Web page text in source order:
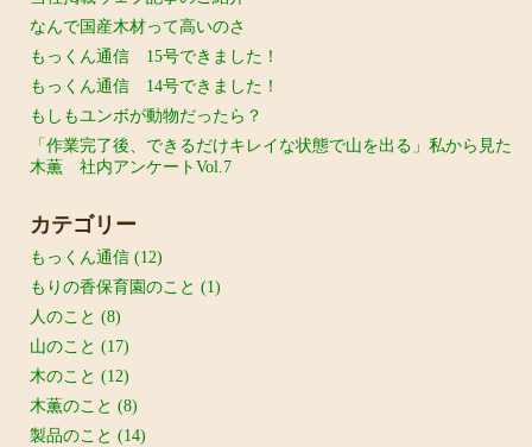
なんで国産木材って高いのさ
もっくん通信 15号できました！
もっくん通信 14号できました！
もしもユンボが動物だったら？
「作業完了後、できるだけキレイな状態で山を出る」私から見た
木薫 社内アンケートVol.7
カテゴリー
もっくん通信 (12)
もりの香保育園のこと (1)
人のこと (8)
山のこと (17)
木のこと (12)
木薫のこと (8)
製品のこと (14)